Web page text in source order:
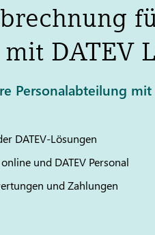
mit DATEV
Personalabteilung
DATEV-Lösungen
und DATEV Personal
und Zahlungen